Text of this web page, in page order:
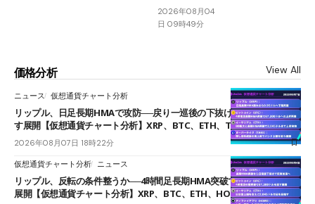
2026年08月04
日 09時49分
価格分析 View All
ニュース 仮想通貨チャート分析
リップル、日足長期HMAで攻防──戻り一巡後の下抜けで0.95ドルを試
す展開【仮想通貨チャート分析】XRP、BTC、ETH、TAKE
2026年08月07日 18時22分
仮想通貨チャート分析 ニュース
リップル、反転の条件整うか──4時間足長期HMA突破で雲下端を目指す
展開【仮想通貨チャート分析】XRP、BTC、ETH、HOME